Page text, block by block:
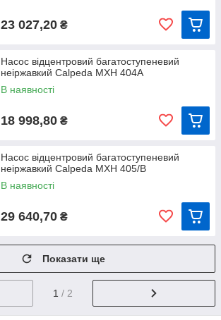
23 027,20 ₴
Насос відцентровий багатоступеневий
неіржавкий Calpeda MXH 404А
В наявності
18 998,80 ₴
Насос відцентровий багатоступеневий
неіржавкий Calpeda MXH 405/В
В наявності
29 640,70 ₴
Показати ще
1 / 2